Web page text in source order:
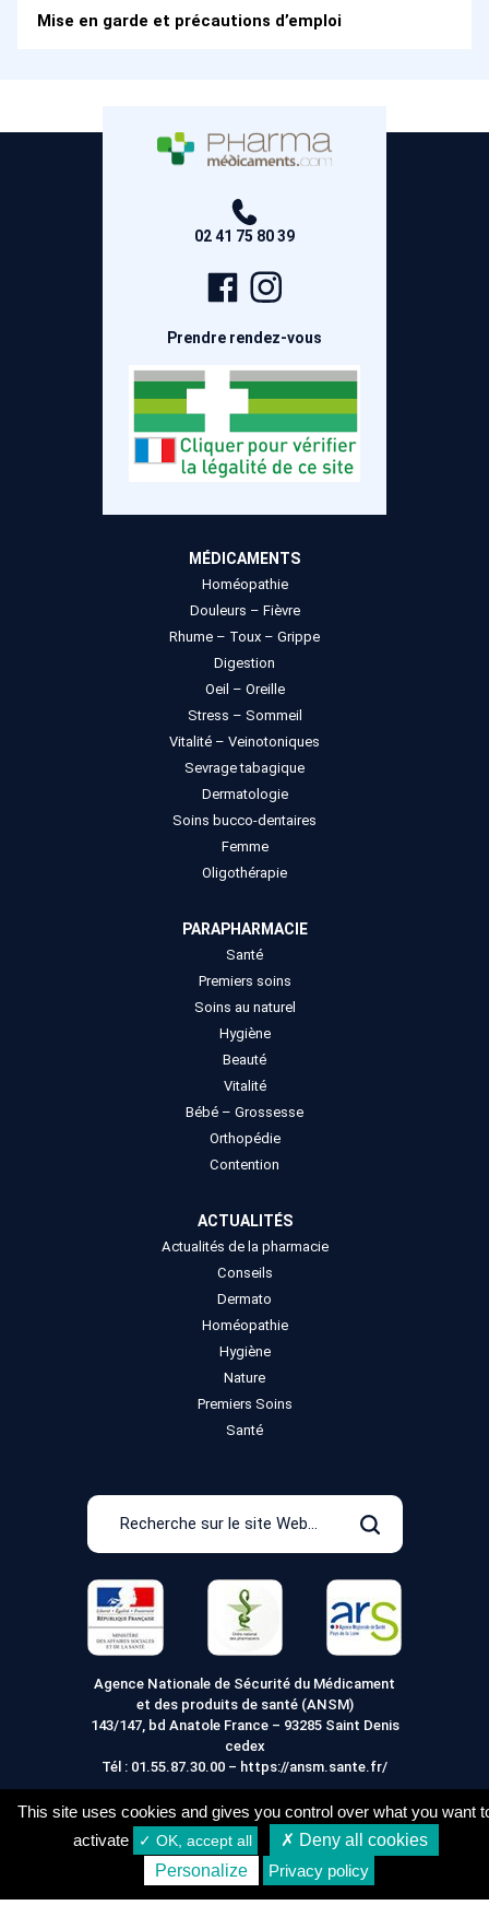
Acheter
Mise en garde et précautions d’emploi
02 41 75 80 39
Page
Facebook
Prendre rendez-vous
MÉDICAMENTS
Homéopathie
Douleurs – Fièvre
Rhume – Toux – Grippe
Digestion
Oeil – Oreille
Stress – Sommeil
Vitalité – Veinotoniques
Sevrage tabagique
Dermatologie
Soins bucco-dentaires
Femme
Oligothérapie
PARAPHARMACIE
Santé
Premiers soins
Soins au naturel
Hygiène
Beauté
Vitalité
Bébé – Grossesse
Orthopédie
Contention
ACTUALITÉS
Actualités de la pharmacie
Conseils
Dermato
Homéopathie
Hygiène
Nature
Premiers Soins
Santé
Recherche
le
site
Web
Rechercher
Agence Nationale de Sécurité du Médicament
et des produits de santé (ANSM)
143/147, bd Anatole France – 93285 Saint Denis
cedex
Tél : 01.55.87.30.00 – https://ansm.sante.fr/
Mentions légales
Conditions générales de vente
Conditions de Livraison
Vie Privée
This site uses cookies and gives you control over what you want
activate
✓ OK, accept all
✗ Deny all cookies
Personalize
Privacy policy